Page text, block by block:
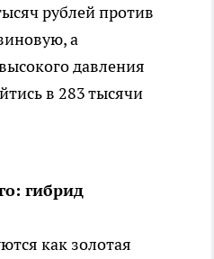
рублей против
а
давления
в 283 тысячи
гибрид
как золотая